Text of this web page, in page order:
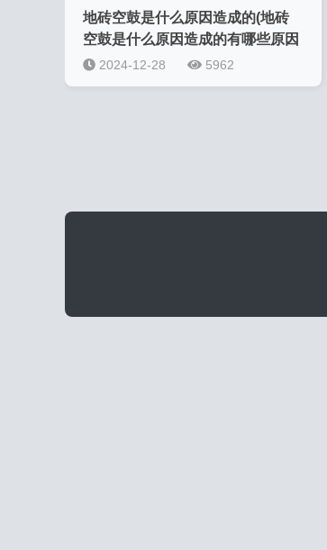
地砖空鼓是什么原因造成的(地砖
空鼓是什么原因造成的有哪些原因
能造成地砖空鼓)
2024-12-28 5962